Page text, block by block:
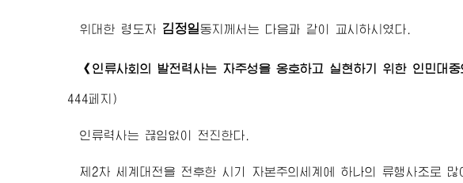
위대한 령도자 김정일동지 께서는 다음과 같이 교시하시였다.
《인류사회의 발전력사는 자주성을 옹호하고 실현하기 위한 인민대
444페지)
인류력사는 끊임없이 전진한다.
제2차 세계대전을 전후한 시기 자본주의세계에 하나의 류행사조로